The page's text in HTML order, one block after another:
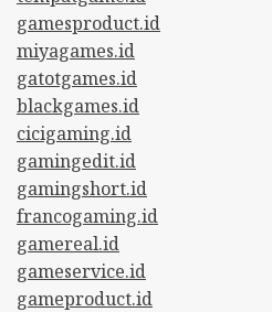
gamesproduct.id
miyagames.id
gatotgames.id
blackgames.id
cicigaming.id
gamingedit.id
gamingshort.id
francogaming.id
gamereal.id
gameservice.id
gameproduct.id